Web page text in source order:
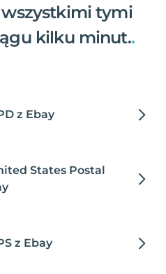
wszystkimi tymi
kilku minut..
z Ebay
States Postal
z Ebay